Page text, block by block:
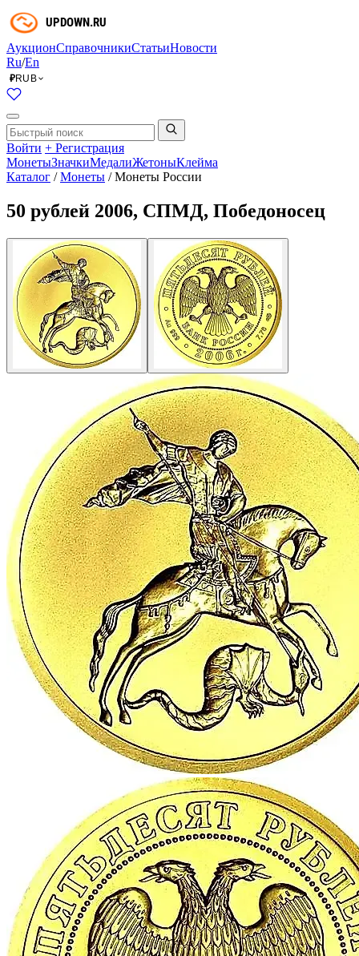
АукционСправочникиСтатьиНовости
Ru/En
₽RUB
Войти + Регистрация
МонетыЗначкиМедалиЖетоныКлейма
Каталог / Монеты / Монеты России
50 рублей 2006, СПМД, Победоносец